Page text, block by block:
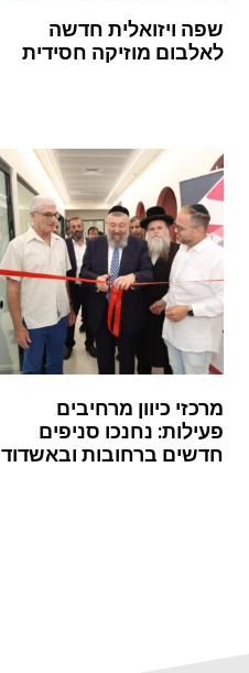
שפה ויזואלית חדשה
לאלבום מוזיקה חסידית
מרכזי כיוון מרחיבים
פעילות: נחנכו סניפים
חדשים ברחובות ובאשדוד